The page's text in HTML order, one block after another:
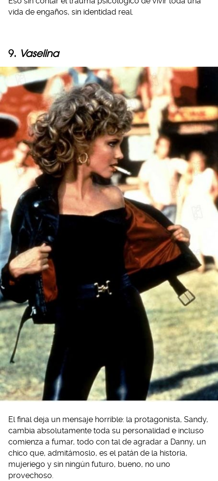
vida de engaños, sin identidad real.
9. Vaselina
El final deja un mensaje horrible: la protagonista, Sandy,
cambia absolutamente toda su personalidad e incluso
comienza a fumar, todo con tal de agradar a Danny, un
chico que, admitámoslo, es el patán de la historia,
mujeriego y sin ningún futuro, bueno, no uno
provechoso.